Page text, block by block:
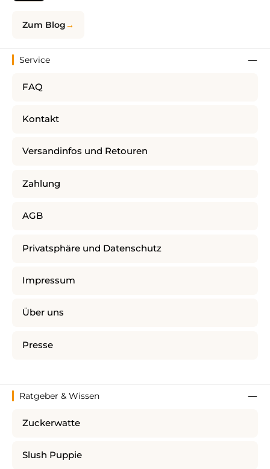
Zum Blog
Service
FAQ
Kontakt
Versandinfos und Retouren
Zahlung
AGB
Privatsphäre und Datenschutz
Impressum
Über uns
Presse
Ratgeber & Wissen
Zuckerwatte
Slush Puppie